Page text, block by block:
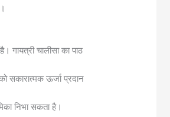
गायत्री चालीसा का पाठ
सकारात्मक ऊर्जा प्रदान
निभा सकता है।